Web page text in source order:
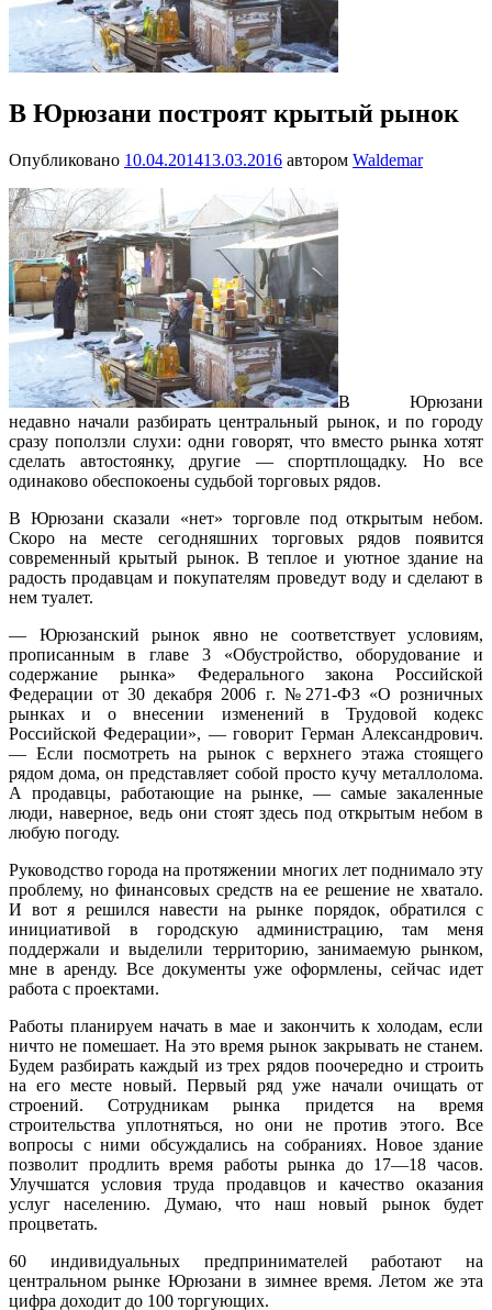
В Юрюзани построят крытый рынок
Опубликовано 10.04.201413.03.2016 автором Waldemar
В Юрюзани
недавно начали разбирать центральный рынок, и по городу
сразу поползли слухи: одни говорят, что вместо рынка хотят
сделать автостоянку, другие — спортплощадку. Но все
одинаково обеспокоены судьбой торговых рядов.
В Юрюзани сказали «нет» торговле под открытым небом.
Скоро на месте сегодняшних торговых рядов появится
современный крытый рынок. В теплое и уютное здание на
радость продавцам и покупателям проведут воду и сделают в
нем туалет.
— Юрюзанский рынок явно не соответствует условиям,
прописанным в главе 3 «Обустройство, оборудование и
содержание рынка» Федерального закона Российской
Федерации от 30 декабря 2006 г. №271-ФЗ «О розничных
рынках и о внесении изменений в Трудовой кодекс
Российской Федерации», — говорит Герман Александрович.
— Если посмотреть на рынок с верхнего этажа стоящего
рядом дома, он представляет собой просто кучу металлолома.
А продавцы, работающие на рынке, — самые закаленные
люди, наверное, ведь они стоят здесь под открытым небом в
любую погоду.
Руководство города на протяжении многих лет поднимало эту
проблему, но финансовых средств на ее решение не хватало.
И вот я решился навести на рынке порядок, обратился с
инициативой в городскую администрацию, там меня
поддержали и выделили территорию, занимаемую рынком,
мне в аренду. Все документы уже оформлены, сейчас идет
работа с проектами.
Работы планируем начать в мае и закончить к холодам, если
ничто не помешает. На это время рынок закрывать не станем.
Будем разбирать каждый из трех рядов поочередно и строить
на его месте новый. Первый ряд уже начали очищать от
строений. Сотрудникам рынка придется на время
строительства уплотняться, но они не против этого. Все
вопросы с ними обсуждались на собраниях. Новое здание
позволит продлить время работы рынка до 17—18 часов.
Улучшатся условия труда продавцов и качество оказания
услуг населению. Думаю, что наш новый рынок будет
процветать.
60 индивидуальных предпринимателей работают на
центральном рынке Юрюзани в зимнее время. Летом же эта
цифра доходит до 100 торгующих.